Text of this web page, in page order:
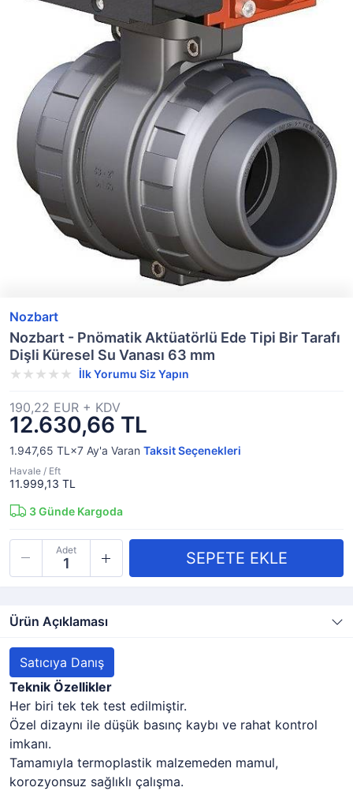
Nozbart
Nozbart - Pnömatik Aktüatörlü Ede Tipi Bir Tarafı
Dişli Küresel Su Vanası 63 mm
İlk Yorumu Siz Yapın
12.630,66 TL
190,22 EUR + KDV
1.947,65 TL×7 Ay'a Varan Taksit Seçenekleri
Havale / Eft
11.999,13 TL
3Günde Kargoda
Adet
Ürün Açıklaması
Satıcıya Danış
Teknik Özellikler
Her biri tek tek test edilmiştir.
Özel dizaynı ile düşük basınç kaybı ve rahat kontrol
imkanı.
Tamamıyla termoplastik malzemeden mamul,
korozyonsuz sağlıklı çalışma.